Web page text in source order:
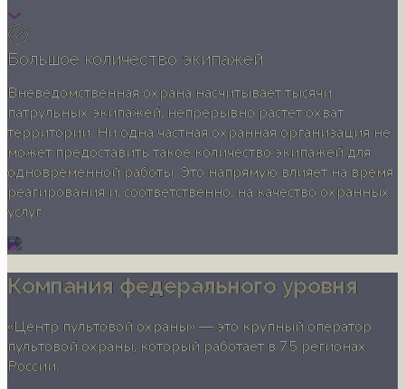
Большое количество экипажей
Вневедомственная охрана насчитывает тысячи
патрульных экипажей, непрерывно растет охват
территории. Ни одна частная охранная организация не
может предоставить такое количество экипажей для
одновременной работы. Это напрямую влияет на время
реагирования и, соответственно, на качество охранных
услуг.
Компания федерального уровня
«Центр пультовой охраны» — это крупный оператор
пультовой охраны, который работает в 75 регионах
России.